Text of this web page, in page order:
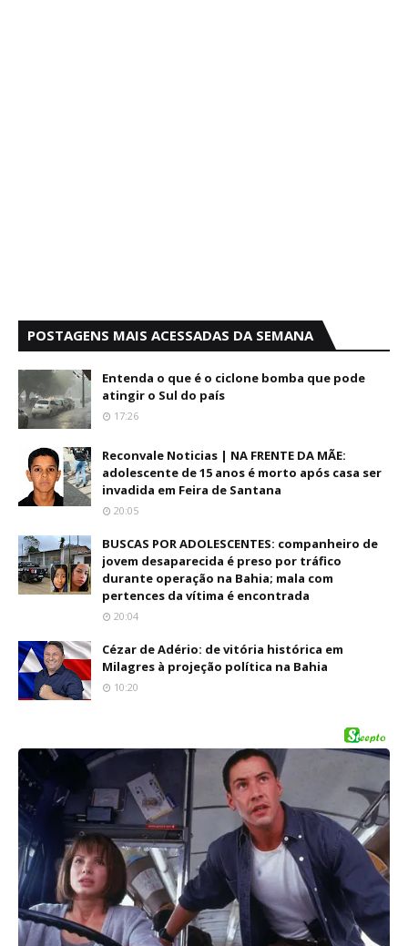
POSTAGENS MAIS ACESSADAS DA SEMANA
Entenda o que é o ciclone bomba que pode
atingir o Sul do país
17:26
Reconvale Noticias | NA FRENTE DA MÃE:
adolescente de 15 anos é morto após casa ser
invadida em Feira de Santana
20:05
BUSCAS POR ADOLESCENTES: companheiro de
jovem desaparecida é preso por tráfico
durante operação na Bahia; mala com
pertences da vítima é encontrada
20:04
Cézar de Adério: de vitória histórica em
Milagres à projeção política na Bahia
10:20